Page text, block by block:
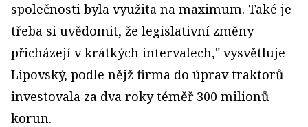
společnosti byla využita na maximum. Také je
třeba si uvědomit, že legislativní změny
přicházejí v krátkých intervalech," vysvětluje
Lipovský, podle nějž firma do úprav traktorů
investovala za dva roky téměř 300 milionů
korun.